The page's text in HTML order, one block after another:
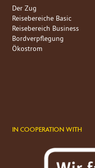
Der Zug
Reisebereiche Basic
Reisebereich Business
Bordverpflegung
Ökostrom
IN COOPERATION WITH